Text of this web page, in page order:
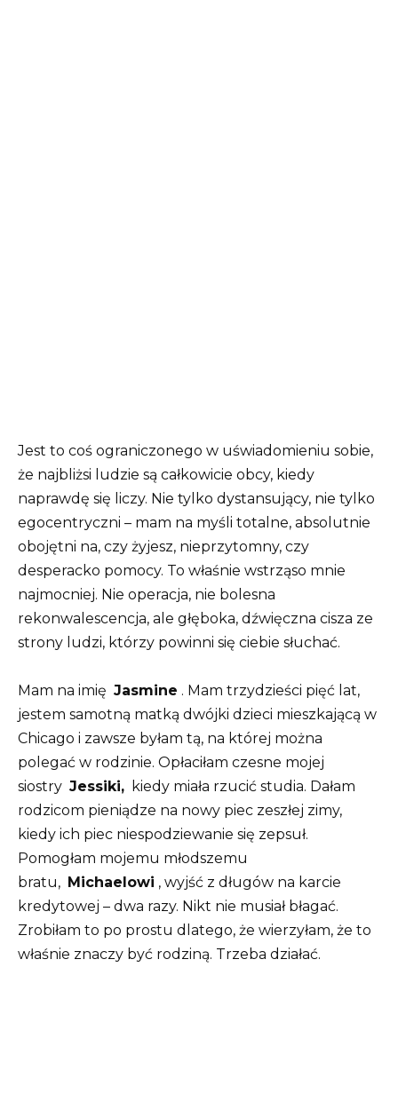
Jest to coś ograniczonego w uświadomieniu sobie,
że najbliżsi ludzie są całkowicie obcy, kiedy
naprawdę się liczy. Nie tylko dystansujący, nie tylko
egocentryczni – mam na myśli totalne, absolutnie
obojętni na, czy żyjesz, nieprzytomny, czy
desperacko pomocy. To właśnie wstrząso mnie
najmocniej. Nie operacja, nie bolesna
rekonwalescencja, ale głęboka, dźwięczna cisza ze
strony ludzi, którzy powinni się ciebie słuchać.
Mam na imię Jasmine . Mam trzydzieści pięć lat,
jestem samotną matką dwójki dzieci mieszkającą w
Chicago i zawsze byłam tą, na której można
polegać w rodzinie. Opłaciłam czesne mojej
siostry Jessiki, kiedy miała rzucić studia. Dałam
rodzicom pieniądze na nowy piec zeszłej zimy,
kiedy ich piec niespodziewanie się zepsuł.
Pomogłam mojemu młodszemu
bratu, Michaelowi , wyjść z długów na karcie
kredytowej – dwa razy. Nikt nie musiał błagać.
Zrobiłam to po prostu dlatego, że wierzyłam, że to
właśnie znaczy być rodziną. Trzeba działać.